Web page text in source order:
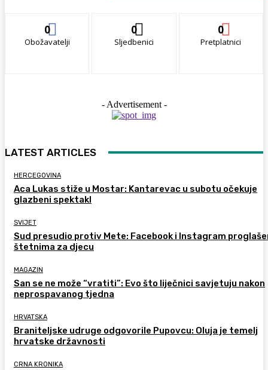
0
Obožavatelji
0
Sljedbenici
0
Pretplatnici
- Advertisement -
LATEST ARTICLES
HERCEGOVINA
Aca Lukas stiže u Mostar: Kantarevac u subotu očekuje
glazbeni spektakl
SVIJET
Sud presudio protiv Mete: Facebook i Instagram
štetnima za djecu
MAGAZIN
San se ne može “vratiti”: Evo što liječnici savjetuju nakon
neprospavanog tjedna
HRVATSKA
Braniteljske udruge odgovorile Pupovcu: Oluja je temelj
hrvatske državnosti
CRNA KRONIKA